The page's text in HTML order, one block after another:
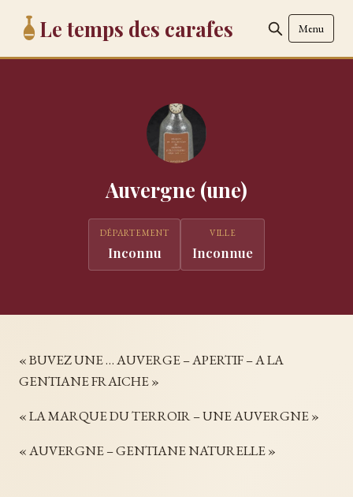
Le temps des carafes Menu
Auvergne (une)
DÉPARTEMENT
Inconnu
VILLE
Inconnue
« BUVEZ UNE … AUVERGE – APERTIF – A LA
GENTIANE FRAICHE »
« LA MARQUE DU TERROIR – UNE AUVERGNE »
« AUVERGNE – GENTIANE NATURELLE »